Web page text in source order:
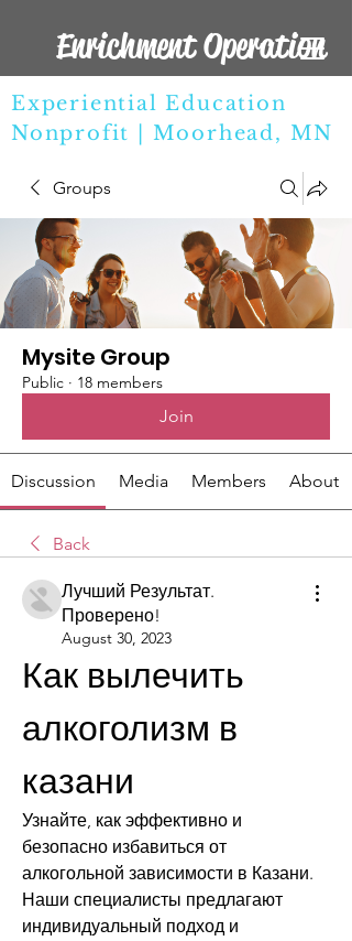
Enrichment Operation
Experiential Education
Nonprofit | Moorhead, MN
Groups
Mysite Group
Public · 18 members
Join
Discussion Media Members About
Back
Лучший Результат.
Проверено!
August 30, 2023
Как вылечить
алкоголизм в
казани
Узнайте, как эффективно и
безопасно избавиться от
алкогольной зависимости в Казани.
Наши специалисты предлагают
индивидуальный подход и